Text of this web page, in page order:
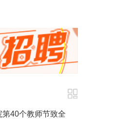
40个教师节致全